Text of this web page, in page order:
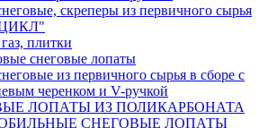
скреперы из первичного сырья
плитки
снеговые лопаты
из первичного сырья в сборе с
черенком и V-ручкой
ЛОПАТЫ ИЗ ПОЛИКАРБОНАТА
СНЕГОВЫЕ ЛОПАТЫ